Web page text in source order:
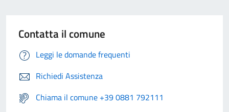
Contatta il comune
Leggi le domande frequenti
Richiedi Assistenza
Chiama il comune +39 0881 792111